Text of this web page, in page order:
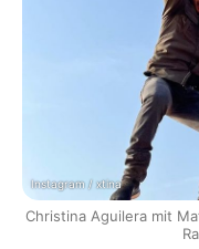
Instagram / xtina
Christina Aguilera mit